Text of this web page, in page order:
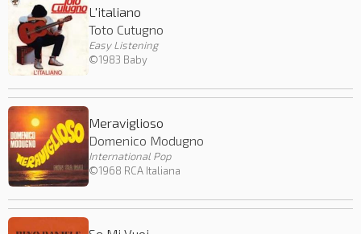
L'italiano
Toto Cutugno
Easy Listening
©1983 Baby
Meraviglioso
Domenico Modugno
International Pop
©1968 RCA Italiana